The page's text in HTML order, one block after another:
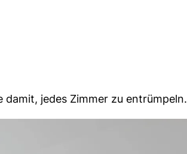
jedes Zimmer zu entrümpeln.